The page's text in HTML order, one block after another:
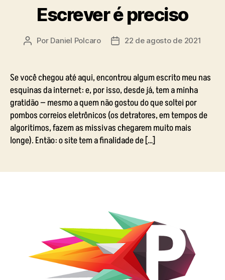
Escrever é preciso
Autor
Por Daniel Polcaro
Data22 de agosto de 2021
Se você chegou até aqui, encontrou algum escrito meu nas
esquinas da internet: e, por isso, desde já, tem a minha
gratidão — mesmo a quem não gostou do que soltei por
pombos correios eletrônicos (os detratores, em tempos de
algoritimos, fazem as missivas chegarem muito mais
longe). Então: o site tem a finalidade de […]